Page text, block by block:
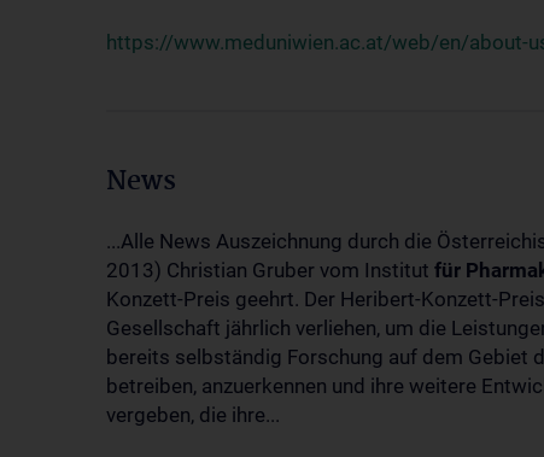
https://www.meduniwien.ac.at/web/en/
News
...Alle News Auszeichnung durch die
2013) Christian Gruber vom Institut für
Konzett-Preis geehrt. Der Heribert-Konzett-
Gesellschaft jährlich verliehen, um die
bereits selbständig Forschung auf dem Gebiet
betreiben, anzuerkennen und ihre weitere
vergeben, die ihre...